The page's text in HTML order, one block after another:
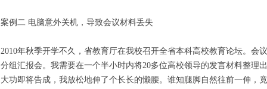
案例二 电脑意外关机，导致会议材料丢失
2010年秋季开学不久，省教育厅在我校召开全省本科高校教育论坛。
分组汇报会。我需要在一个半小时内将20多位高校领导的发言材料整
大功即将告成，我放松地伸了个长长的懒腰。谁知腿脚自然往前一伸，